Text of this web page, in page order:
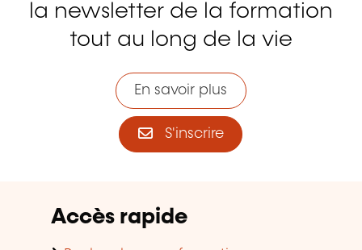
la newsletter de la formation
tout au long de la vie
En savoir plus
S'inscrire
Accès rapide